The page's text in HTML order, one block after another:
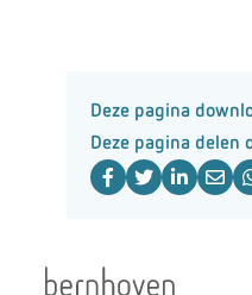
Deze pagina
Deze pagina delen